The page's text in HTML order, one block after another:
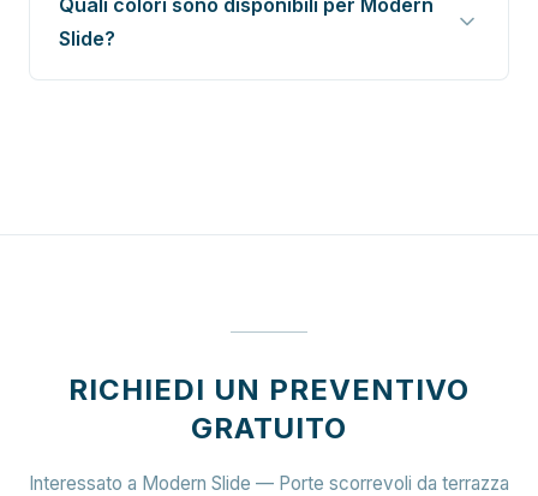
Quali colori sono disponibili per Modern
Slide?
RICHIEDI UN PREVENTIVO
GRATUITO
Interessato a Modern Slide — Porte scorrevoli da terrazza